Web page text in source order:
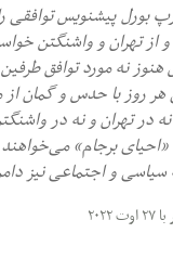
کیهان
لندن
پیشنویس توافقی
و از تهران و واشنگتن
نه مورد توافق
هر روز با حدس و گمان‌
در تهران و نه در
«احیای برجام»
سیاسی و اجتماعی نیز